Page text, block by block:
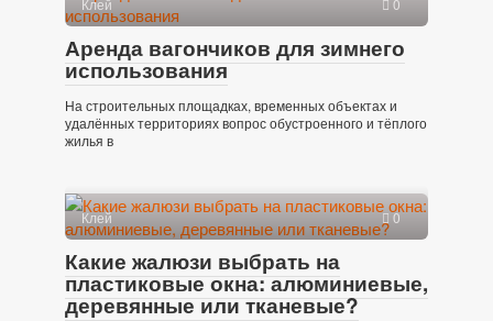
Аренда вагончиков для зимнего
использования
На строительных площадках, временных объектах и
удалённых территориях вопрос обустроенного и тёплого
жилья в
Клей 0
Какие жалюзи выбрать на
пластиковые окна: алюминиевые,
деревянные или тканевые?